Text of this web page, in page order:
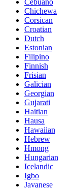
Cebuano
Chichewa
Corsican
Croatian
Dutch
Estonian
Filipino
Finnish
Frisian
Galician
Georgian
Gujarati
Haitian
Hausa
Hawaiian
Hebrew
Hmong
Hungarian
Icelandic
Igbo
Javanese